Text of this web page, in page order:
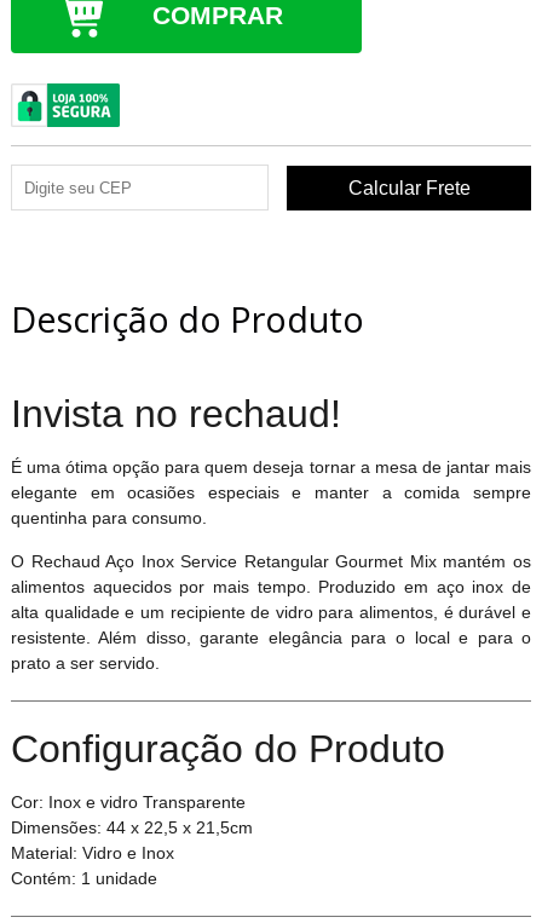
COMPRAR
Descrição do Produto
Invista no rechaud!
É uma ótima opção para quem deseja tornar a mesa de jantar mais
elegante em ocasiões especiais e manter a comida sempre
quentinha para consumo.
O Rechaud Aço Inox Service Retangular Gourmet Mix mantém os
alimentos aquecidos por mais tempo. Produzido em aço inox de
alta qualidade e um recipiente de vidro para alimentos, é durável e
resistente. Além disso, garante elegância para o local e para o
prato a ser servido.
Configuração do Produto
Cor: Inox e vidro Transparente
Dimensões: 44 x 22,5 x 21,5cm
Material: Vidro e Inox
Contém: 1 unidade